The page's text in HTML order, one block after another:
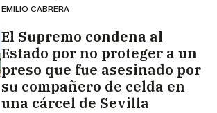
EMILIO CABRERA
El Supremo condena al
Estado por no proteger a un
preso que fue asesinado por
su compañero de celda en
una cárcel de Sevilla